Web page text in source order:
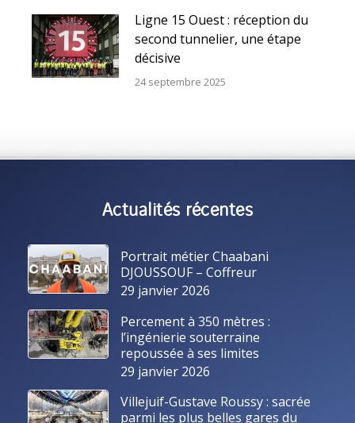
Ligne 15 Ouest : réception du
second tunnelier, une étape
décisive
24 septembre 2025
Actualités récentes
Portrait métier Chaabani
DJOUSSOUF – Coffreur
29 janvier 2026
Percement à 350 mètres :
l’ingénierie souterraine
repoussée à ses limites
29 janvier 2026
Villejuif-Gustave Roussy : sacrée
parmi les plus belles gares du